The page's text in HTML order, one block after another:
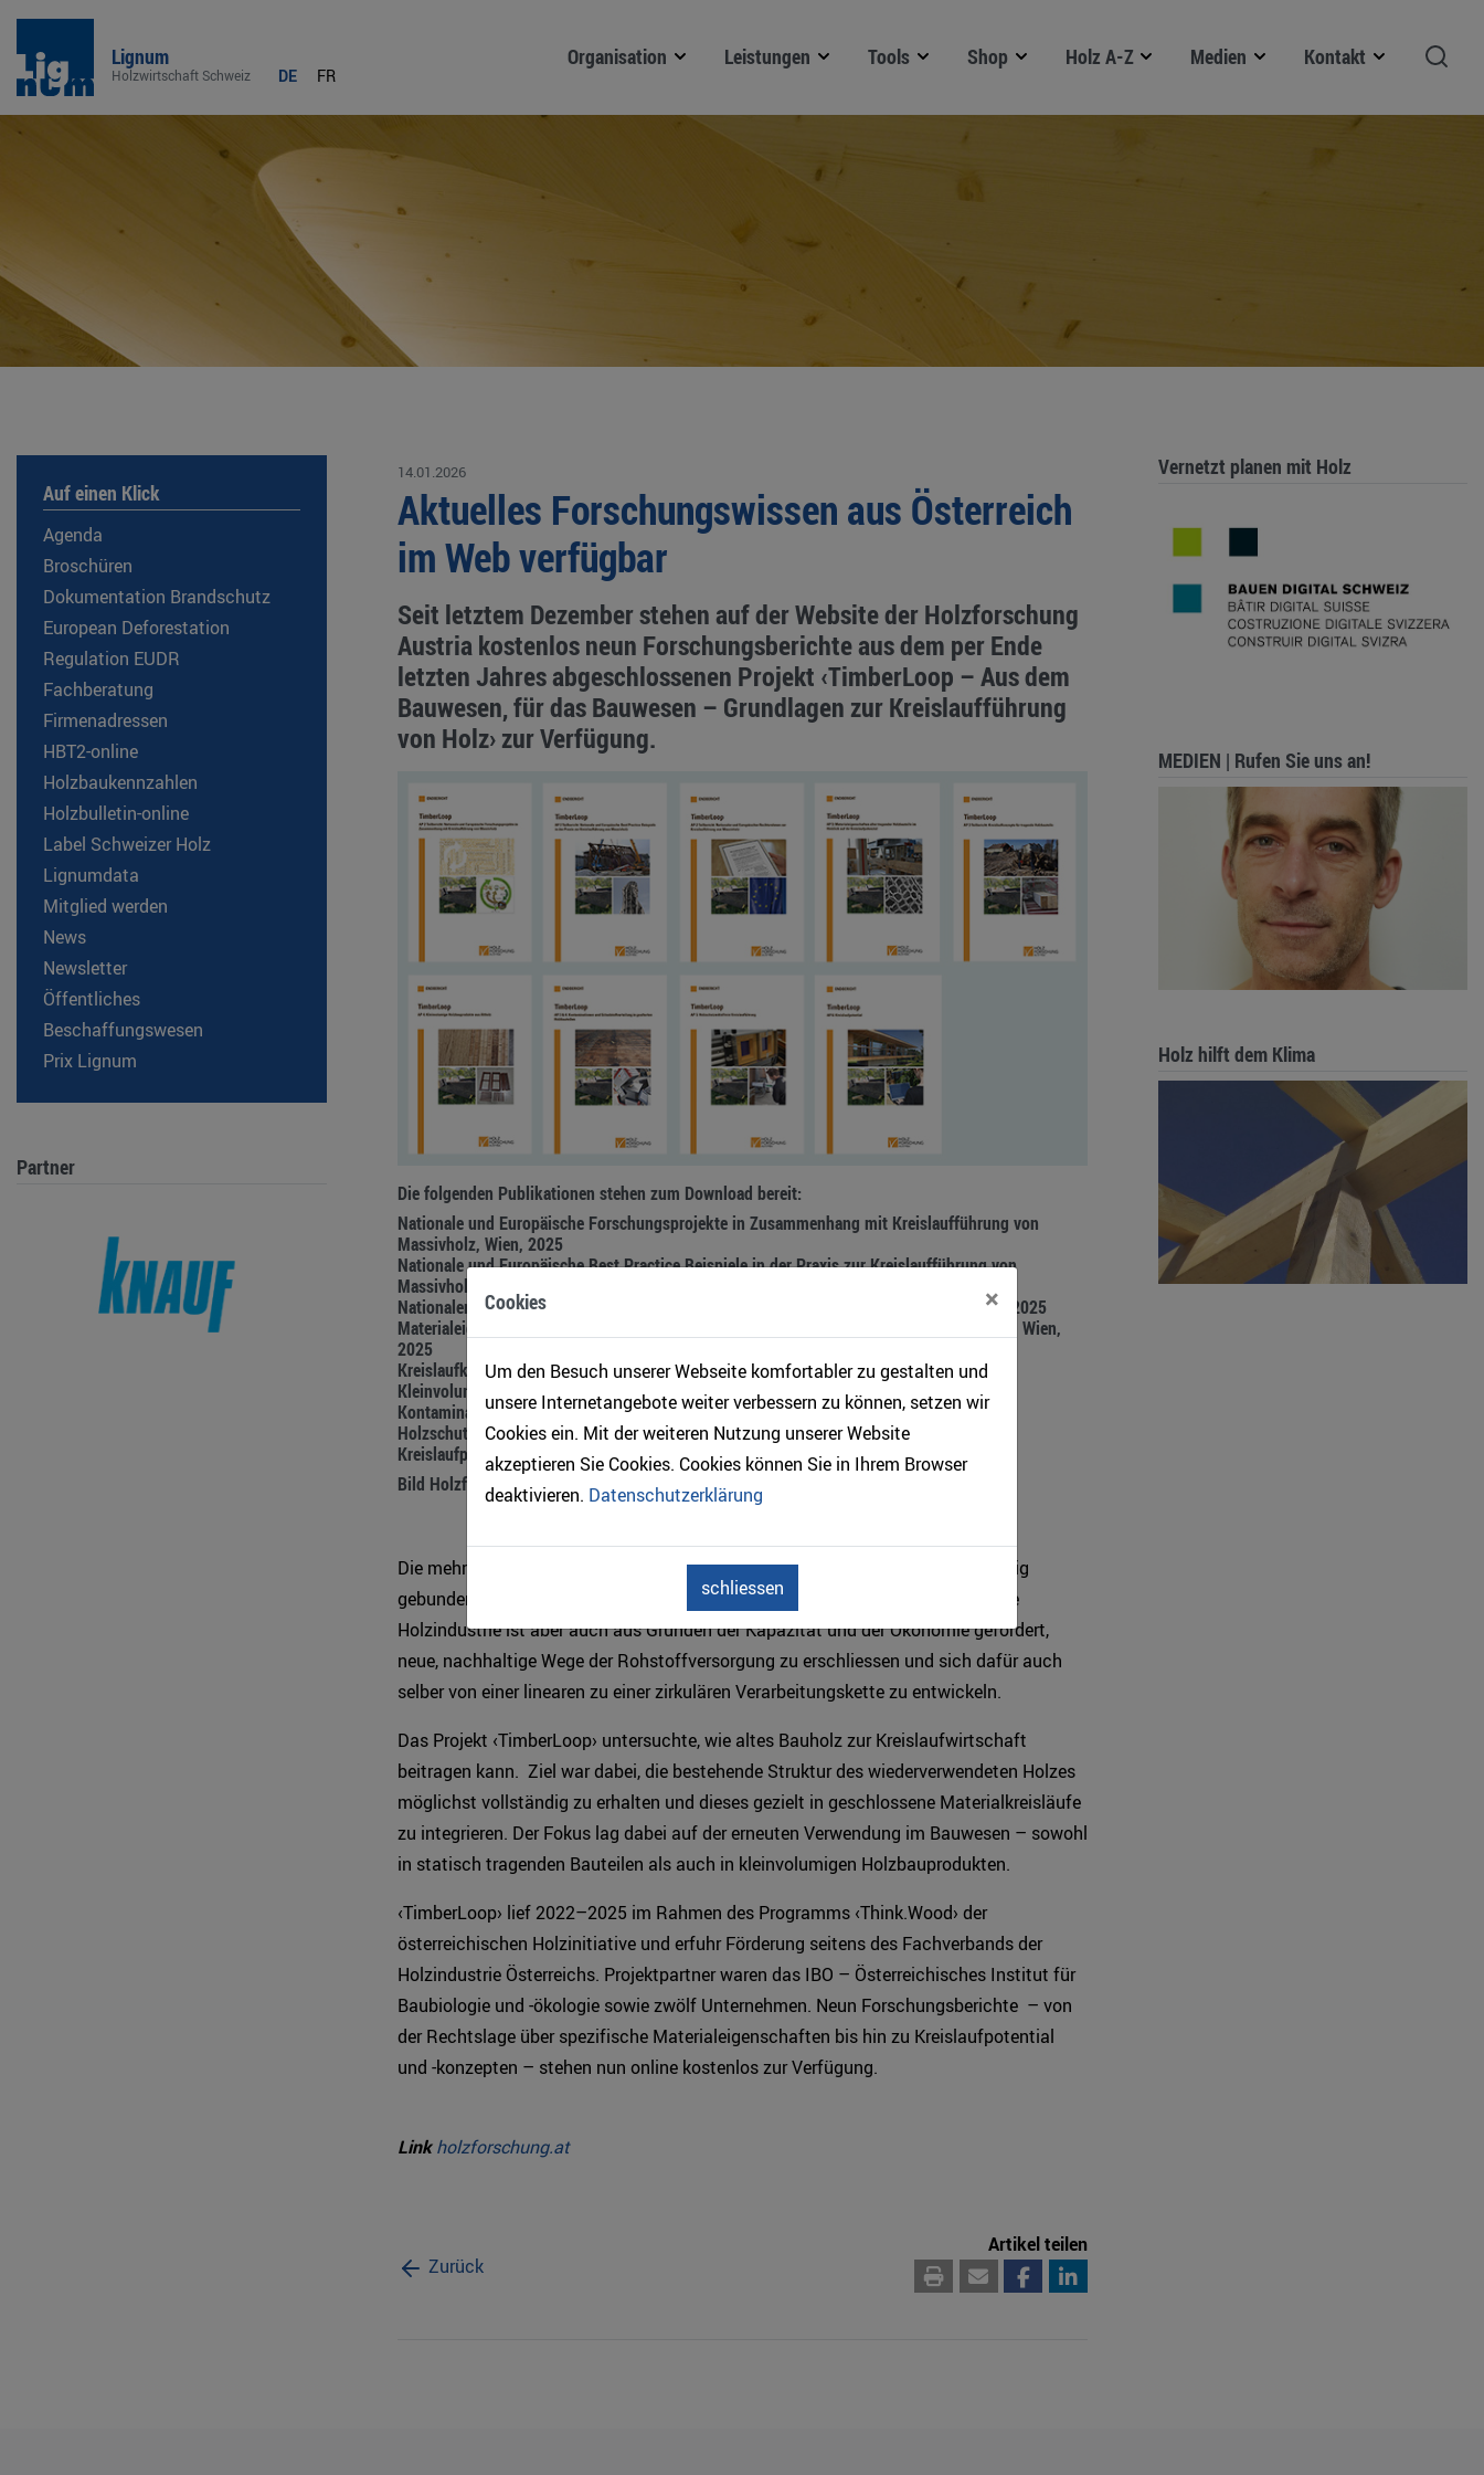
Cookies ×
Um den Besuch unserer Webseite komfortabler zu gestalten und
unsere Internetangebote weiter verbessern zu können, setzen wir
Cookies ein. Mit der weiteren Nutzung unserer Website
akzeptieren Sie Cookies. Cookies können Sie in Ihrem Browser
deaktivieren. Datenschutzerklärung
schliessen
Lignum
Holzwirtschaft Schweiz DE FR
Organisation Leistungen Tools Shop Holz A-Z Medien Kontakt
Auf einen Klick
Agenda
Broschüren
Dokumentation Brandschutz
European Deforestation
Regulation EUDR
Fachberatung
Firmenadressen
HBT2-online
Holzbaukennzahlen
Holzbulletin-online
Label Schweizer Holz
Lignumdata
Mitglied werden
News
Newsletter
Öffentliches
Beschaffungswesen
Prix Lignum
Partner
14.01.2026
Aktuelles Forschungswissen aus Österreich
im Web verfügbar
Seit letztem Dezember stehen auf der Website der Holzforschung
Austria kostenlos neun Forschungsberichte aus dem per Ende
letzten Jahres abgeschlossenen Projekt ‹TimberLoop – Aus dem
Bauwesen, für das Bauwesen – Grundlagen zur Kreislaufführung
von Holz› zur Verfügung.
Die folgenden Publikationen stehen zum Download bereit:
Nationale und Europäische Forschungsprojekte in Zusammenhang mit Kreislaufführung von
Massivholz, Wien, 2025
Nationale und Europäische Best Practice Beispiele in der Praxis zur Kreislaufführung von
Massivholz, Wien, 2025
Nationaler und Europäischer Rechtsrahmen zur Kreislaufführung von Massivholz, Wien, 2025
Materialeigenschaften alter tragender Holzbauteile im Hinblick auf ihr Kreislaufpotenzial, Wien,
2025
Kreislaufkonzepte für tragende Holzbauteile, Wien, 2025
Kleinvolumige Holzbauprodukte aus Altholz, Wien, 2025
Kontaminationen und Schadstoffverteilung in gealterten Holzbauteilen, Wien, 2025
Holzschutzmittelfreie Kreislaufführung, Wien, 2025
Kreislaufpotential, Wien, 2025
Bild Holzforschung Austria
Die mehrfache Nutzung von Holz sorgt dafür, dass gespeichertes CO2 langfristig
gebunden bleibt, Ressourcen eingespart und Abfallströme reduziert werden. Die
Holzindustrie ist aber auch aus Gründen der Kapazität und der Ökonomie gefordert,
neue, nachhaltige Wege der Rohstoffversorgung zu erschliessen und sich dafür auch
selber von einer linearen zu einer zirkulären Verarbeitungskette zu entwickeln.
Das Projekt ‹TimberLoop› untersuchte, wie altes Bauholz zur Kreislaufwirtschaft
beitragen kann. Ziel war dabei, die bestehende Struktur des wiederverwendeten Holzes
möglichst vollständig zu erhalten und dieses gezielt in geschlossene Materialkreisläufe
zu integrieren. Der Fokus lag dabei auf der erneuten Verwendung im Bauwesen – sowohl
in statisch tragenden Bauteilen als auch in kleinvolumigen Holzbauprodukten.
‹TimberLoop› lief 2022–2025 im Rahmen des Programms ‹Think.Wood› der
österreichischen Holzinitiative und erfuhr Förderung seitens des Fachverbands der
Holzindustrie Österreichs. Projektpartner waren das IBO – Österreichisches Institut für
Baubiologie und -ökologie sowie zwölf Unternehmen. Neun Forschungsberichte – von
der Rechtslage über spezifische Materialeigenschaften bis hin zu Kreislaufpotential
und -konzepten – stehen nun online kostenlos zur Verfügung.
Linkholzforschung.at
Zurück
Artikel teilen
Vernetzt planen mit Holz
MEDIEN | Rufen Sie uns an!
Holz hilft dem Klima